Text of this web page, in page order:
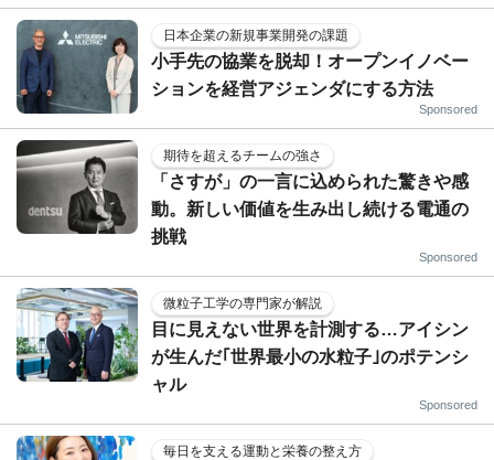
日本企業の新規事業開発の課題
小手先の協業を脱却！オープンイノベー
ションを経営アジェンダにする方法
Sponsored
期待を超えるチームの強さ
「さすが」の一言に込められた驚きや感
動。新しい価値を生み出し続ける電通の
挑戦
Sponsored
微粒子工学の専門家が解説
目に見えない世界を計測する…アイシン
が生んだ｢世界最小の水粒子｣のポテンシ
ャル
Sponsored
毎日を支える運動と栄養の整え方